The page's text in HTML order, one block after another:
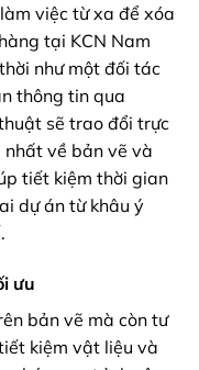
việc từ xa để xóa
tại KCN Nam
như một đối tác
thông tin qua
sẽ trao đổi trực
về bản vẽ và
tiết kiệm thời gian
dự án từ khâu ý
ưu
bản vẽ mà còn tư
kiệm vật liệu và